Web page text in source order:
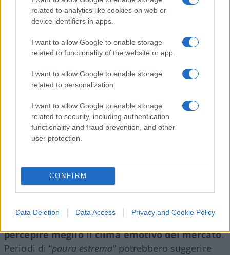
related to analytics like cookies on web or
device identifiers in apps.
I want to allow Google to enable storage
related to functionality of the website or app.
I want to allow Google to enable storage
related to personalization.
I want to allow Google to enable storage
related to security, including authentication
functionality and fraud prevention, and other
user protection.
CONFIRM
Data Deletion Data Access Privacy and Cookie Policy
Avidità?
Sì, ad esempio labull run del 2021e il
cripto
inverno del 2018-2019hanno segnato dei punti di
svolta chiave per l’indice. Il recente periodo di
assenza di paura, da novembre 2023 a febbraio
che ha catturato l’attenzione della comunità degli
investitori.
Come sfruttare questo parametro
per affinare le mie strategie?
Utilizzare questo indice come parte della tua
cassetta degli attrezzi analitica può aiutarti a
percepire meglio il clima emotivo del mercato.
Periodi di “paura estrema” potrebbero suggerire